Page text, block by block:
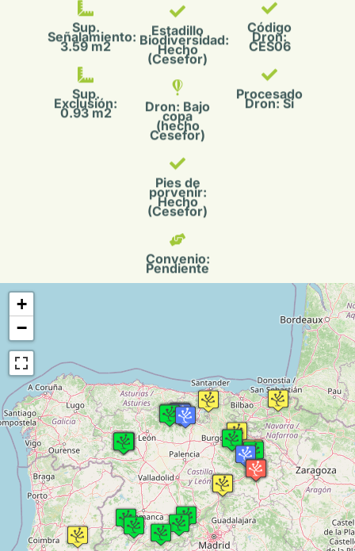
Sup.
Exclusión:
(Cesefor)
Dron: Bajo
copa
Cesefor)
Pies de
porvenir:
(Cesefor)
Convenio:
Pendiente
Procesado
Dron: Si
+
−